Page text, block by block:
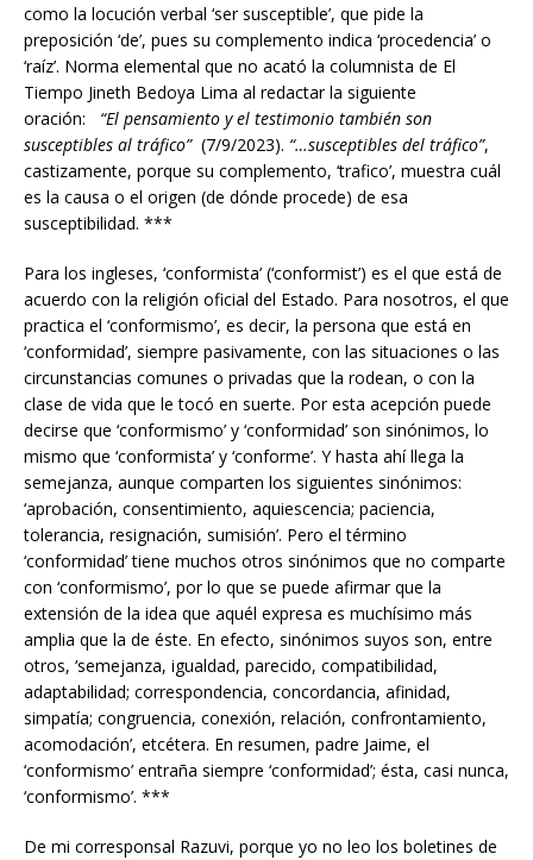
como la locución verbal ‘ser susceptible’, que pide la
preposición ‘de’, pues su complemento indica ‘procedencia’ o
‘raíz’. Norma elemental que no acató la columnista de El
Tiempo Jineth Bedoya Lima al redactar la siguiente
oración: “El pensamiento y el testimonio también son
susceptibles al tráfico” (7/9/2023). “…susceptibles del tráfico”,
castizamente, porque su complemento, ‘trafico’, muestra cuál
es la causa o el origen (de dónde procede) de esa
susceptibilidad. ***
Para los ingleses, ‘conformista’ (‘conformist’) es el que está de
acuerdo con la religión oficial del Estado. Para nosotros, el que
practica el ‘conformismo’, es decir, la persona que está en
‘conformidad’, siempre pasivamente, con las situaciones o las
circunstancias comunes o privadas que la rodean, o con la
clase de vida que le tocó en suerte. Por esta acepción puede
decirse que ‘conformismo’ y ‘conformidad’ son sinónimos, lo
mismo que ‘conformista’ y ‘conforme’. Y hasta ahí llega la
semejanza, aunque comparten los siguientes sinónimos:
‘aprobación, consentimiento, aquiescencia; paciencia,
tolerancia, resignación, sumisión’. Pero el término
‘conformidad’ tiene muchos otros sinónimos que no comparte
con ‘conformismo’, por lo que se puede afirmar que la
extensión de la idea que aquél expresa es muchísimo más
amplia que la de éste. En efecto, sinónimos suyos son, entre
otros, ‘semejanza, igualdad, parecido, compatibilidad,
adaptabilidad; correspondencia, concordancia, afinidad,
simpatía; congruencia, conexión, relación, confrontamiento,
acomodación’, etcétera. En resumen, padre Jaime, el
‘conformismo’ entraña siempre ‘conformidad’; ésta, casi nunca,
‘conformismo’. ***
De mi corresponsal Razuvi, porque yo no leo los boletines de